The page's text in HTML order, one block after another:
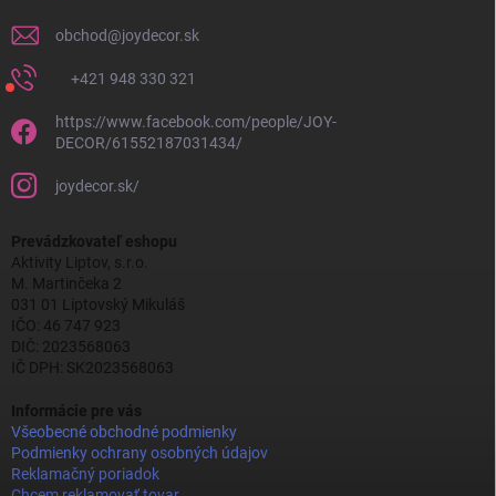
obchod@joydecor.sk
+421 948 330 321
https://www.facebook.com/people/JOY-
DECOR/61552187031434/
joydecor.sk/
Prevádzkovateľ eshopu
Aktivity Liptov, s.r.o.
M. Martinčeka 2
031 01 Liptovský Mikuláš
IČO: 46 747 923
DIČ: 2023568063
IČ DPH: SK2023568063
Informácie pre vás
Všeobecné obchodné podmienky
Podmienky ochrany osobných údajov
Reklamačný poriadok